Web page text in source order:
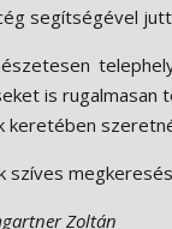
segítségével
is rugalmasan
keretében
szíves
Zoltán